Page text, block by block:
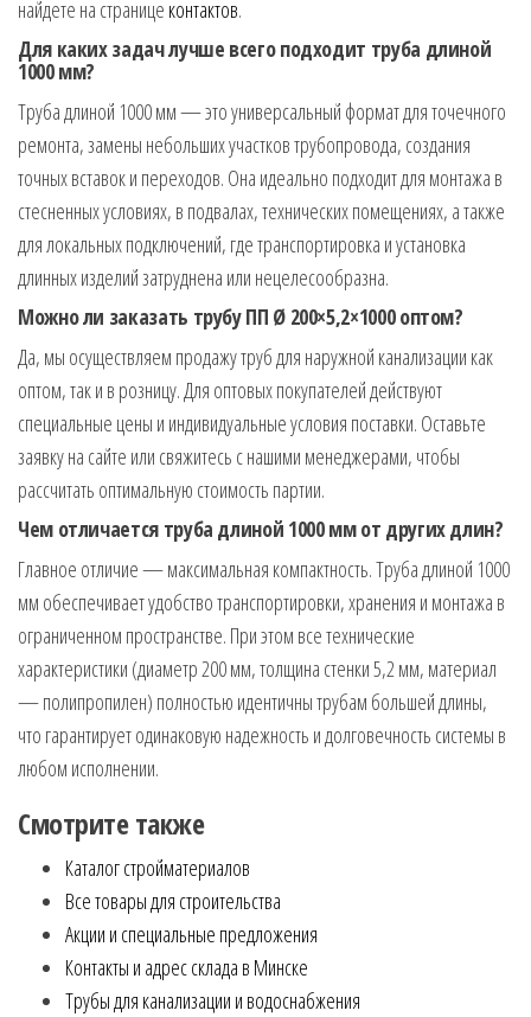
найдете на странице контактов.
Для каких задач лучше всего подходит труба длиной
1000 мм?
Труба длиной 1000 мм — это универсальный формат для точечного
ремонта, замены небольших участков трубопровода, создания
точных вставок и переходов. Она идеально подходит для монтажа в
стесненных условиях, в подвалах, технических помещениях, а также
для локальных подключений, где транспортировка и установка
длинных изделий затруднена или нецелесообразна.
Можно ли заказать трубу ПП Ø 200×5,2×1000 оптом?
Да, мы осуществляем продажу труб для наружной канализации как
оптом, так и в розницу. Для оптовых покупателей действуют
специальные цены и индивидуальные условия поставки. Оставьте
заявку на сайте или свяжитесь с нашими менеджерами, чтобы
рассчитать оптимальную стоимость партии.
Чем отличается труба длиной 1000 мм от других длин?
Главное отличие — максимальная компактность. Труба длиной 1000
мм обеспечивает удобство транспортировки, хранения и монтажа в
ограниченном пространстве. При этом все технические
характеристики (диаметр 200 мм, толщина стенки 5,2 мм, материал
— полипропилен) полностью идентичны трубам большей длины,
что гарантирует одинаковую надежность и долговечность системы в
любом исполнении.
Смотрите также
Каталог стройматериалов
Все товары для строительства
Акции и специальные предложения
Контакты и адрес склада в Минске
Трубы для канализации и водоснабжения